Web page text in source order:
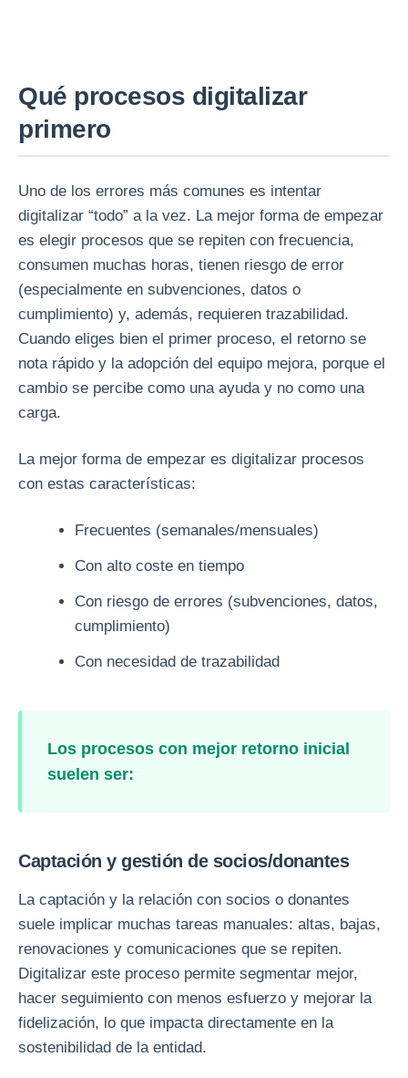
Qué procesos digitalizar
primero
Uno de los errores más comunes es intentar
digitalizar “todo” a la vez. La mejor forma de empezar
es elegir procesos que se repiten con frecuencia,
consumen muchas horas, tienen riesgo de error
(especialmente en subvenciones, datos o
cumplimiento) y, además, requieren trazabilidad.
Cuando eliges bien el primer proceso, el retorno se
nota rápido y la adopción del equipo mejora, porque el
cambio se percibe como una ayuda y no como una
carga.
La mejor forma de empezar es digitalizar procesos
con estas características:
Frecuentes (semanales/mensuales)
Con alto coste en tiempo
Con riesgo de errores (subvenciones, datos,
cumplimiento)
Con necesidad de trazabilidad
Los procesos con mejor retorno inicial
suelen ser:
Captación y gestión de socios/donantes
La captación y la relación con socios o donantes
suele implicar muchas tareas manuales: altas, bajas,
renovaciones y comunicaciones que se repiten.
Digitalizar este proceso permite segmentar mejor,
hacer seguimiento con menos esfuerzo y mejorar la
fidelización, lo que impacta directamente en la
sostenibilidad de la entidad.